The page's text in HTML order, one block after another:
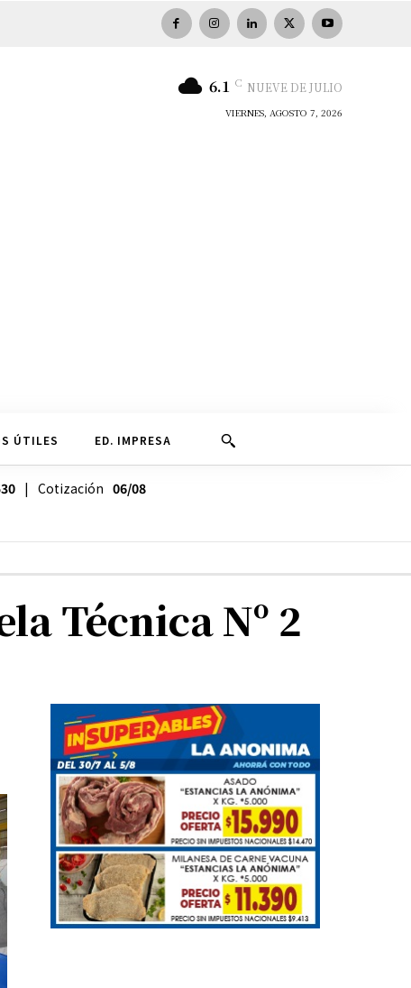
6.1 C NUEVE DE JULIO
VIERNES, AGOSTO 7, 2026
ÚTILES ED. IMPRESA
| Cotización 06/08
Técnica Nº 2